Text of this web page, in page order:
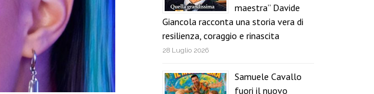
maestra” Davide
Giancola racconta una storia vera di
resilienza, coraggio e rinascita
28 Luglio 2026
Samuele Cavallo
fuori il nuovo